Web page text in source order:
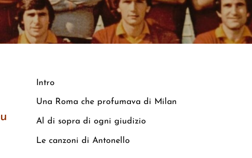
u
Intro
Una Roma che profumava di Milan
Al di sopra di ogni giudizio
Le canzoni di Antonello